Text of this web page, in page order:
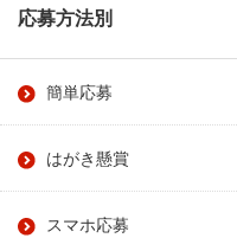
応募方法別
簡単応募
はがき懸賞
スマホ応募